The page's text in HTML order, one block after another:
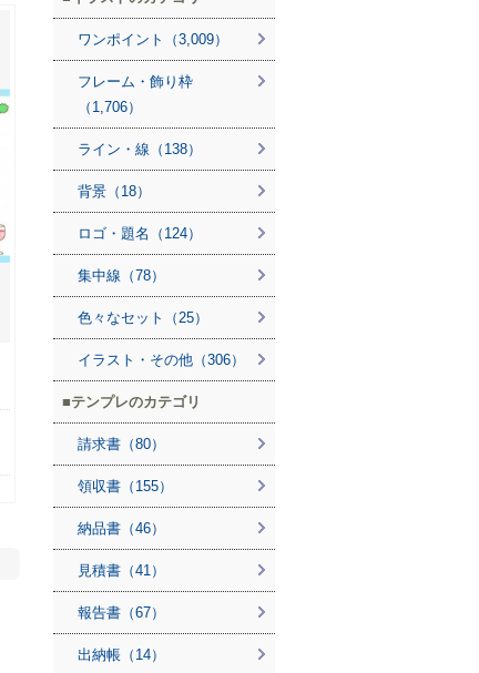
ワンポイント（3,009）
フレーム・飾り枠
（1,706）
ライン・線（138）
背景（18）
ロゴ・題名（124）
集中線（78）
色々なセット（25）
イラスト・その他（306）
テンプレのカテゴリ
請求書（80）
領収書（155）
納品書（46）
見積書（41）
報告書（67）
出納帳（14）